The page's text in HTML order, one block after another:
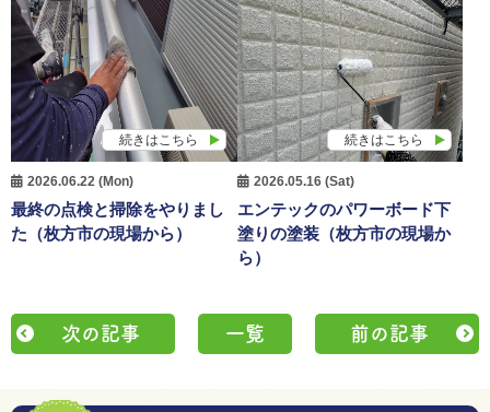
続きはこちら
2026.06.22 (Mon)
最終の点検と掃除をやりまし
た（枚方市の現場から）
続きはこちら
2026.05.16 (Sat)
エンテックのパワーボード下
塗りの塗装（枚方市の現場か
ら）
次の記事 一覧 前の記事